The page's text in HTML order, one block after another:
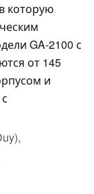
которую
GA-2100 с
от 145
и